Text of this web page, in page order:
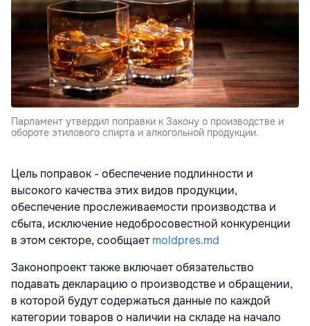
Парламент утвердил поправки к Закону о производстве и
обороте этилового спирта и алкогольной продукции.
Цель поправок - обеспечение подлинности и
высокого качества этих видов продукции,
обеспечение прослеживаемости производства и
сбыта, исключение недобросовестной конкуренции
в этом секторе, сообщаетmoldpres.md
Законопроект также включает обязательство
подавать декларацию о производстве и обращении,
в которой будут содержаться данные по каждой
категории товаров о наличии на складе на начало